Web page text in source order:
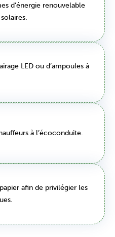
d’énergie renouvelable
LED ou d’ampoules à
à l’écoconduite.
afin de privilégier les